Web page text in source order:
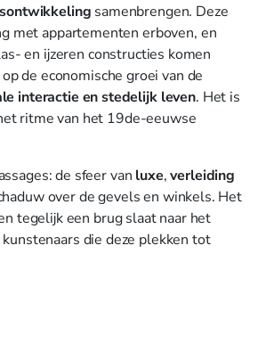
samenbrengen. Deze
met appartementen erboven, en
en ijzeren constructies komen
de economische groei van de
interactie en stedelijk leven. Het is
ritme van het 19de-eeuwse
de sfeer van luxe,verleiding
over de gevels en winkels. Het
tegelijk een brug slaat naar het
die deze plekken tot